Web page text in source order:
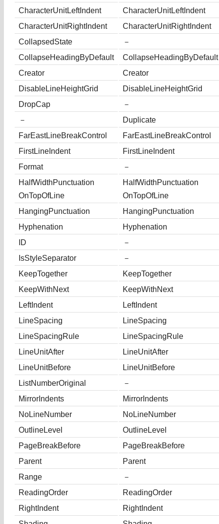
CharacterUnitLeftIndent
CharacterUnitLeftIndent
CharacterUnitRightIndent
CharacterUnitRightIndent
CollapsedState
－
CollapseHeadingByDefault
CollapseHeadingByDefault
Creator
Creator
DisableLineHeightGrid
DisableLineHeightGrid
DropCap
－
－
Duplicate
FarEastLineBreakControl
FarEastLineBreakControl
FirstLineIndent
FirstLineIndent
Format
－
HalfWidthPunctuation
OnTopOfLine
HalfWidthPunctuation
OnTopOfLine
HangingPunctuation
HangingPunctuation
Hyphenation
Hyphenation
ID
－
IsStyleSeparator
－
KeepTogether
KeepTogether
KeepWithNext
KeepWithNext
LeftIndent
LeftIndent
LineSpacing
LineSpacing
LineSpacingRule
LineSpacingRule
LineUnitAfter
LineUnitAfter
LineUnitBefore
LineUnitBefore
ListNumberOriginal
－
MirrorIndents
MirrorIndents
NoLineNumber
NoLineNumber
OutlineLevel
OutlineLevel
PageBreakBefore
PageBreakBefore
Parent
Parent
Range
－
ReadingOrder
ReadingOrder
RightIndent
RightIndent